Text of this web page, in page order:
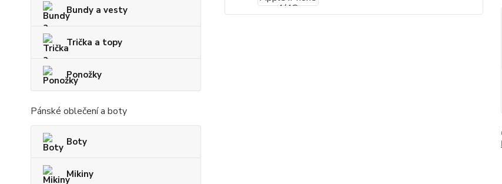
Bundy a vesty
Trička a topy
Ponožky
Pánské oblečení a boty
Boty
Mikiny